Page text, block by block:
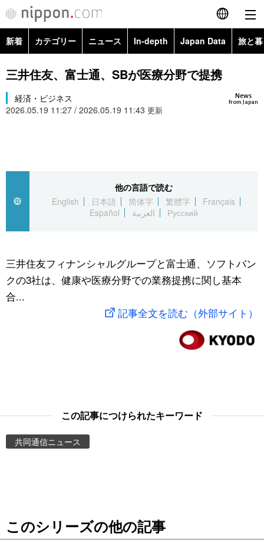
English
简体字
カテゴリー
文化
動画/Live
Images
People
新着 カテゴリー ニュース In-depth Japan Data 旅と
政治・外交
経済・ビジネス
スポーツ・東京2020
Topics
Images
三井住友、富士通、SBが医療分野で提携
News
from Japan
経済・ビジネス
2026.05.19 11:27 / 2026.05.19 11:43 更新
他の言語で読む
English
日本語 简体字 繁體字
Français
Español
العربية Русский
三井住友フィナンシャルグループと富士通、ソフトバン
クの3社は、健康や医療分野での業務提携に関し基本
合...
記事全文を読む（外部サイト）
この記事につけられたキーワード
共同通信ニュース
このシリーズの他の記事